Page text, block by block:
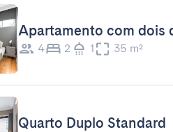
Apartamento com dois
4 2 1 35 m²
Quarto Duplo Standard